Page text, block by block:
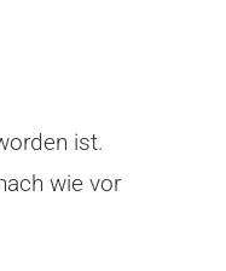
ist.
wie vor